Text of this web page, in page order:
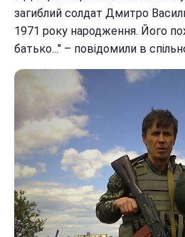
загиблий солдат Дмитро
1971 року народження. Його
батько..." – повідомили в